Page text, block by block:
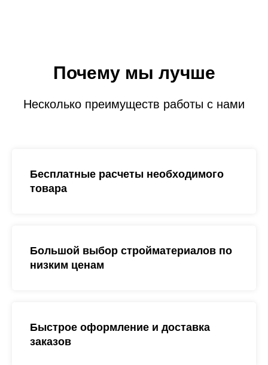
Почему мы лучше
Несколько преимуществ работы с нами
Бесплатные расчеты необходимого
товара
Большой выбор стройматериалов по
низким ценам
Быстрое оформление и доставка
заказов